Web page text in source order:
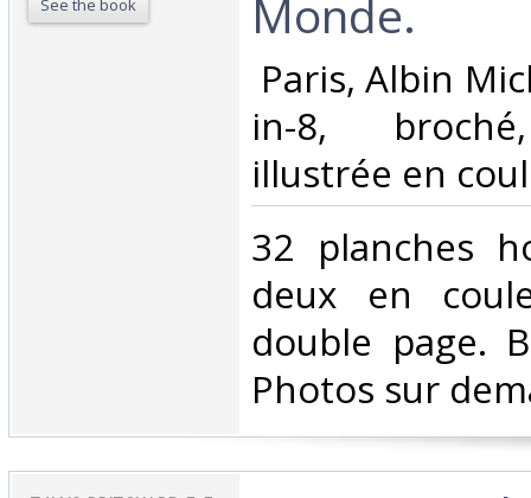
See the book
Monde.‎
Paris, Albin
in-8,
illustrée en
‎32 planches
deux en
double page.
Photos sur